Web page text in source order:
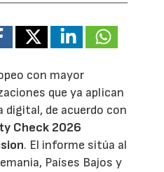
con mayor
que ya aplican
digital, de acuerdo con
Check 2026
. El informe sitúa al
Países Bajos y